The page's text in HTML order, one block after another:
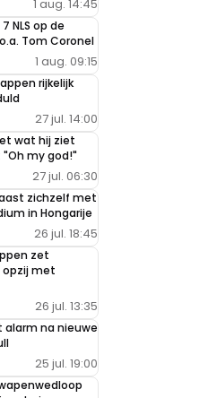
1 aug. 14:45
NLS op de
Tom Coronel
1 aug. 09:15
rijkelijk
27 jul. 14:00
wat hij ziet
my god!"
27 jul. 06:30
zichzelf met
in Hongarije
26 jul. 18:45
zet
met
26 jul. 13:35
alarm na nieuwe
25 jul. 19:00